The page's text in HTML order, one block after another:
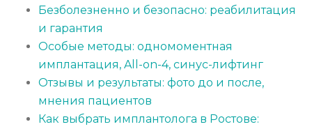
Безболезненно и безопасно: реабилитация
и гарантия
Особые методы: одномоментная
имплантация, All-on-4, синус-лифтинг
Отзывы и результаты: фото до и после,
мнения пациентов
Как выбрать имплантолога в Ростове: